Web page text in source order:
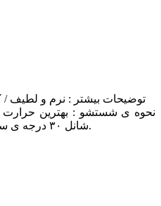
توضیحات بیشتر : نرم و لطیف /
نحوه ی شستشو : بهترین
شانل ۳۰ درجه ی سانتی گراد در نظر گرفته می شود.